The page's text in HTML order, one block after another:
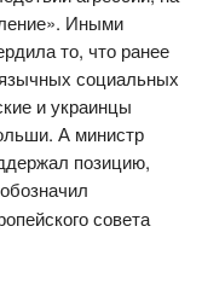
Иными
то, что ранее
социальных
и украинцы
А министр
позицию,
обозначил
совета